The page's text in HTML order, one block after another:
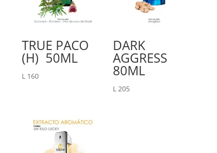
TRUE PACO
(H) 50ML
L160
DARK
AGGRESS
80ML
L205